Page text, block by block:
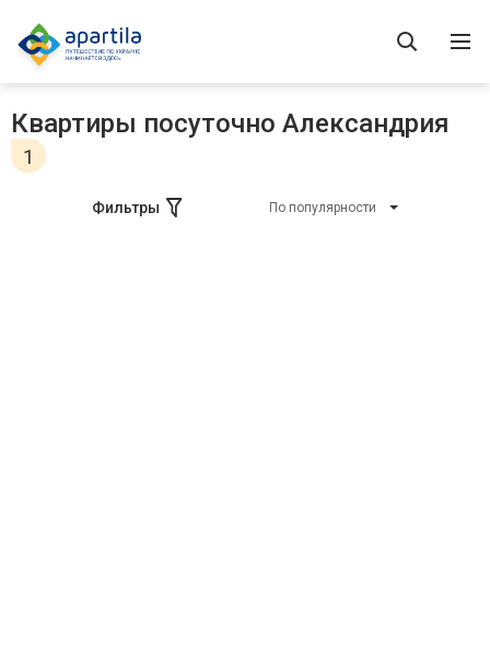
Квартиры посуточно Александрия
1
Фильтры По популярности